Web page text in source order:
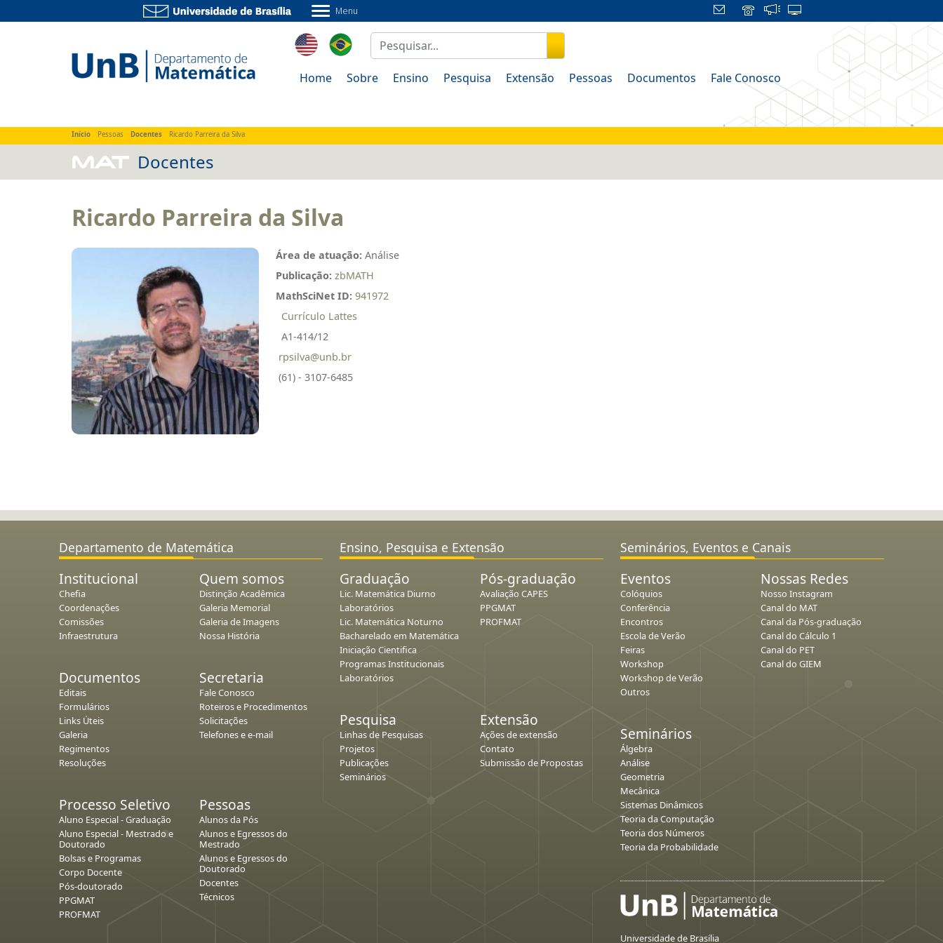
Menu
Home Sobre Ensino Pesquisa Extensão Pessoas Documentos Fale Conosco
Home Sobre Ensino Pesquisa Extensão Pessoas Documentos Fale Conosco
Início Pessoas Docentes Ricardo Parreira da Silva
MAT Docentes
Ricardo Parreira da Silva
Área de atuação: Análise
Publicação: zbMATH
MathSciNet ID: 941972
Currículo Lattes
A1-414/12
rpsilva@unb.br
(61) - 3107-6485
Departamento de Matemática
Institucional
Chefia
Coordenações
Comissões
Infraestrutura
Quem somos
Distinção Acadêmica
Galeria Memorial
Galeria de Imagens
Nossa História
Documentos
Editais
Formulários
Links Úteis
Galeria
Regimentos
Resoluções
Secretaria
Fale Conosco
Roteiros e Procedimentos
Solicitações
Telefones e e-mail
Processo Seletivo
Aluno Especial - Graduação
Aluno Especial - Mestrado e
Doutorado
Bolsas e Programas
Corpo Docente
Pós-doutorado
PPGMAT
PROFMAT
Pessoas
Alunos da Pós
Alunos e Egressos do
Mestrado
Alunos e Egressos do
Doutorado
Docentes
Técnicos
Ensino, Pesquisa e Extensão
Graduação
Lic. Matemática Diurno
Laboratórios
Lic. Matemática Noturno
Bacharelado em Matemática
Iniciação Cientifica
Programas Institucionais
Laboratórios
Pós-graduação
Avaliação CAPES
PPGMAT
PROFMAT
Pesquisa
Linhas de Pesquisas
Projetos
Publicações
Seminários
Extensão
Ações de extensão
Contato
Submissão de Propostas
Seminários, Eventos e Canais
Eventos
Colóquios
Conferência
Encontros
Escola de Verão
Feiras
Workshop
Workshop de Verão
Outros
Nossas Redes
Nosso Instagram
Canal do MAT
Canal da Pós-graduação
Canal do Cálculo 1
Canal do PET
Canal do GIEM
Seminários
Álgebra
Análise
Geometria
Mecânica
Sistemas Dinâmicos
Teoria da Computação
Teoria dos Números
Teoria da Probabilidade
Universidade de Brasília